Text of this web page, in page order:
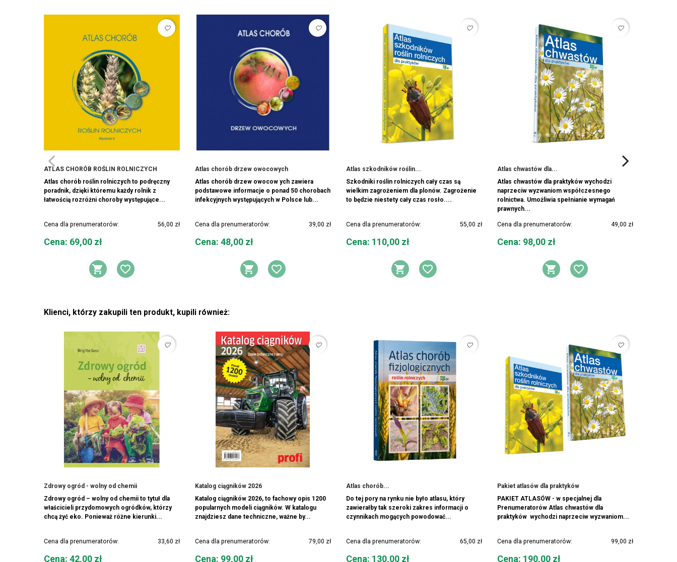
favorite_border
ATLAS CHORÓB ROŚLIN ROLNICZYCH
Atlas chorób roślin rolniczych to podręczny
poradnik, dzięki któremu każdy rolnik z
łatwością rozróżni choroby występujące...
Cena dla prenumeratorów: 56,00 zł
Cena
Cena: 69,00 zł
DODAJ DO KOSZYKA
DODAJ DO LISTY ŻYCZEŃ
favorite_border
Atlas chorób drzew owocowych
Atlas chorób drzew owocow ych zawiera
podstawowe informacje o ponad 50 chorobach
infekcyjnych występujących w Polsce lub...
Cena dla prenumeratorów: 39,00 zł
Cena
Cena: 48,00 zł
DODAJ DO KOSZYKA
DODAJ DO LISTY ŻYCZEŃ
favorite_border
Atlas szkodników roślin...
Szkodniki roślin rolniczych cały czas są
wielkim zagrożeniem dla plonów. Zagrożenie
to będzie niestety cały czas rosło....
Cena dla prenumeratorów: 55,00 zł
Cena
Cena: 110,00 zł
DODAJ DO KOSZYKA
DODAJ DO LISTY ŻYCZEŃ
favorite_border
Atlas chwastów dla...
Atlas chwastów dla praktyków wychodzi
naprzeciw wyzwaniom współczesnego
rolnictwa. Umożliwia spełnianie wymagań
prawnych...
Cena dla prenumeratorów: 49,00 zł
Cena
Cena: 98,00 zł
DODAJ DO
DODAJ DO
Klienci, którzy zakupili ten produkt, kupili również:
favorite_border
Zdrowy ogród - wolny od chemii
Zdrowy ogród – wolny od chemii to tytuł dla
właścicieli przydomowych ogródków, którzy
chcą żyć eko. Ponieważ różne kierunki...
Cena dla prenumeratorów: 33,60 zł
Cena
Cena: 42,00 zł
favorite_border
Katalog ciągników 2026
Katalog ciągników 2026, to fachowy opis 1200
popularnych modeli ciągników. W katalogu
znajdziesz dane techniczne, ważne by...
Cena dla prenumeratorów: 79,00 zł
Cena
Cena: 99,00 zł
favorite_border
Atlas chorób...
Do tej pory na rynku nie było atlasu, który
zawierałby tak szeroki zakres informacji o
czynnikach mogących powodować...
Cena dla prenumeratorów: 65,00 zł
Cena
Cena: 130,00 zł
favorite_border
Pakiet atlasów dla praktyków
PAKIET ATLASÓW - w specjalnej dla
Prenumeratorów Atlas chwastów dla
praktyków wychodzi naprzeciw wyzwaniom...
Cena dla prenumeratorów: 99,00 zł
Cena
Cena: 190,00 zł